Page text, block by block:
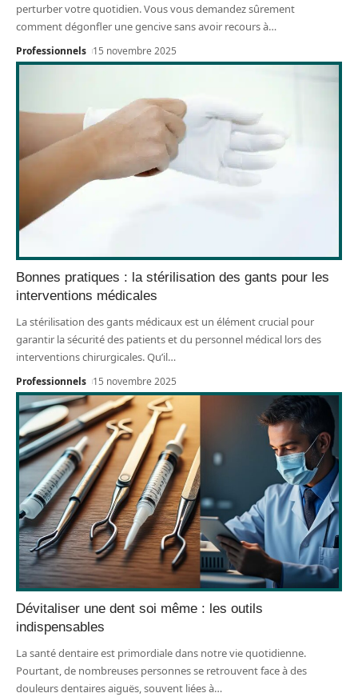
perturber votre quotidien. Vous vous demandez sûrement
comment dégonfler une gencive sans avoir recours à…
Professionnels 15 novembre 2025
Bonnes pratiques : la stérilisation des gants pour les
interventions médicales
La stérilisation des gants médicaux est un élément crucial pour
garantir la sécurité des patients et du personnel médical lors des
interventions chirurgicales. Qu’il…
Professionnels 15 novembre 2025
Dévitaliser une dent soi même : les outils
indispensables
La santé dentaire est primordiale dans notre vie quotidienne.
Pourtant, de nombreuses personnes se retrouvent face à des
douleurs dentaires aiguës, souvent liées à…